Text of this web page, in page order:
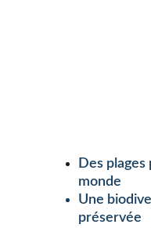
Des plages
monde
Une
préservée